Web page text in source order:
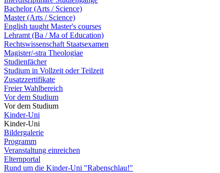
Bachelor (Arts / Science)
Master (Arts / Science)
English taught Master's courses
Lehramt (Ba / Ma of Education)
Rechtswissenschaft Staatsexamen
Magister/-stra Theologiae
Studienfächer
Studium in Vollzeit oder Teilzeit
Zusatzzertifikate
Freier Wahlbereich
Vor dem Studium
Vor dem Studium
Kinder-Uni
Kinder-Uni
Bildergalerie
Programm
Veranstaltung einreichen
Elternportal
Rund um die Kinder-Uni "Rabenschlau!"